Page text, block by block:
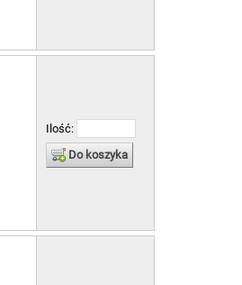
Ilość:
Do koszyka